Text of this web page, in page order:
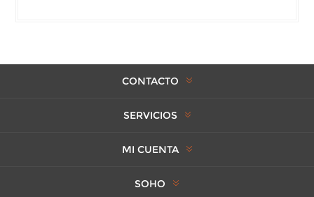
CONTACTO
SERVICIOS
MI CUENTA
SOHO